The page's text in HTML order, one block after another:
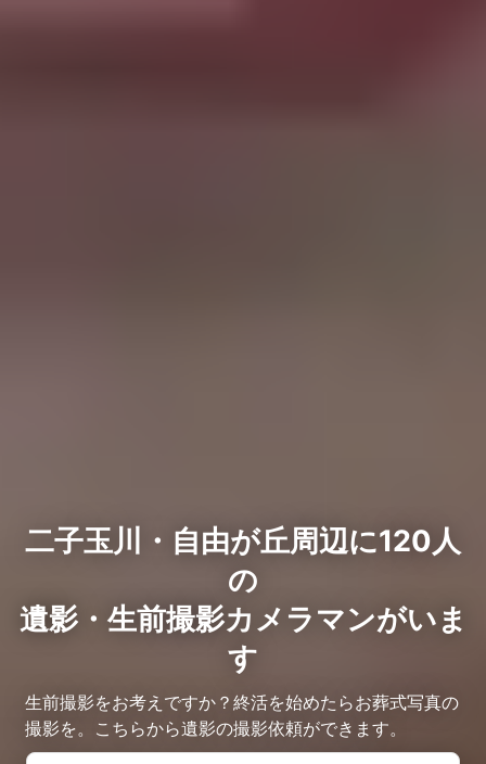
二子玉川・自由が丘周辺に120人
の
遺影・生前撮影カメラマンがいま
す
生前撮影をお考えですか？終活を始めたらお葬式写真の
撮影を。こちらから遺影の撮影依頼ができます。